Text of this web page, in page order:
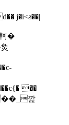
j�i<ƨ��|
�
��